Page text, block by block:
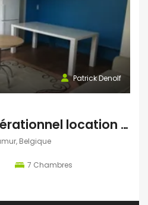
Patrick Denolf
Maison intergénérationnel location chambre collocation
Belgique
7 Chambres